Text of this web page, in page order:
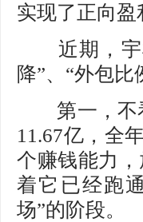
实现了正向盈
近期，宇
降”、“外包
第一，不看
11.67亿，全
个赚钱能力
着它已经跑
场”的阶段。